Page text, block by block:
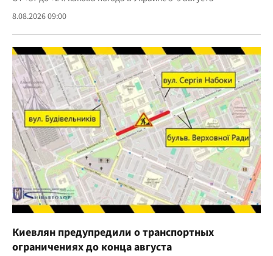
8.08.2026 09:00
Киевлян предупредили о транспортных
ограничениях до конца августа